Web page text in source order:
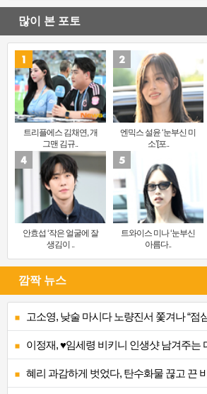
많이 본 포토
트리플에스 김채연, 개
그맨 김규..
엔믹스 설윤 ‘눈부신 미
소’[포..
안효섭 ‘작은 얼굴에 잘
생김이 ..
트와이스 미나 ‘눈부신
아름다..
깜짝 뉴스
고소영, 낮술 마시다 노량진서 쫓겨나 “점
이정재, ♥임세령 비키니 인생샷 남겨주
혜리 과감하게 벗었다, 탄수화물 끊고 끈